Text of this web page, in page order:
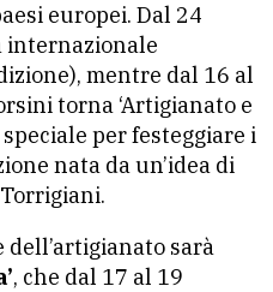
europei. Dal 24
internazionale
mentre dal 16 al
torna ‘Artigianato e
speciale per festeggiare i
nata da un’idea di
dell’artigianato sarà
, che dal 17 al 19